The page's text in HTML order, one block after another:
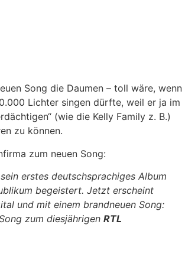
Song die Daumen – toll wäre, wenn
Lichter singen dürfte, weil er ja im
(wie die Kelly Family z. B.)
zu können.
zum neuen Song:
sein erstes deutschsprachiges Album
begeistert. Jetzt erscheint
und mit einem brandneuen Song:
zum diesjährigen RTL